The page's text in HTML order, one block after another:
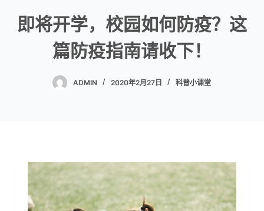
即将开学，校园如何防疫？这
篇防疫指南请收下！
ADMIN 2020年2月27日 科普小课堂